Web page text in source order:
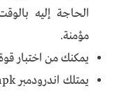
الحاجة إليه
مؤمنة.
يمكنك من اختبار